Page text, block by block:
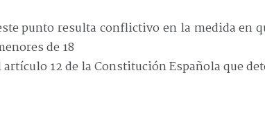
punto resulta conflictivo en la medida en
de 18
12 de la Constitución Española que